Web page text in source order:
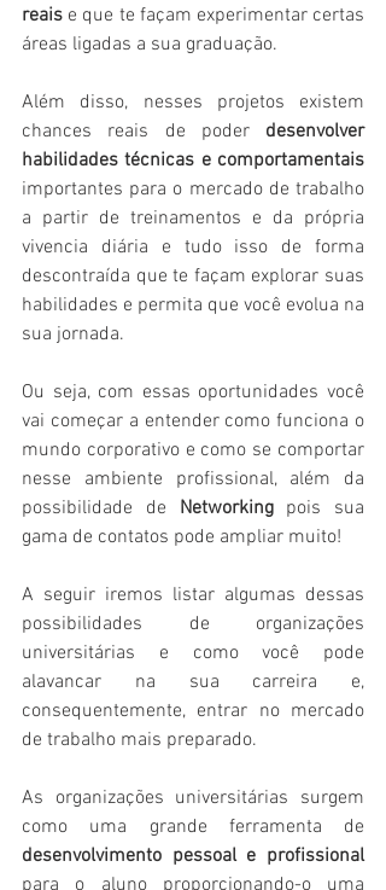
reais e que te façam experimentar certas
áreas ligadas a sua graduação.
Além disso, nesses projetos existem
chances reais de poder desenvolver
habilidades técnicas e comportamentais
importantes para o mercado de trabalho
a partir de treinamentos e da própria
vivencia diária e tudo isso de forma
descontraída que te façam explorar suas
habilidades e permita que você evolua na
sua jornada.
Ou seja, com essas oportunidades você
vai começar a entender como funciona o
mundo corporativo e como se comportar
nesse ambiente profissional, além da
possibilidade de Networking pois sua
gama de contatos pode ampliar muito!
A seguir iremos listar algumas dessas
possibilidades de organizações
universitárias e como você pode
alavancar na sua carreira e,
consequentemente, entrar no mercado
de trabalho mais preparado.
As organizações universitárias surgem
desenvolvimento pessoal e profissional
para o aluno proporcionando-o uma